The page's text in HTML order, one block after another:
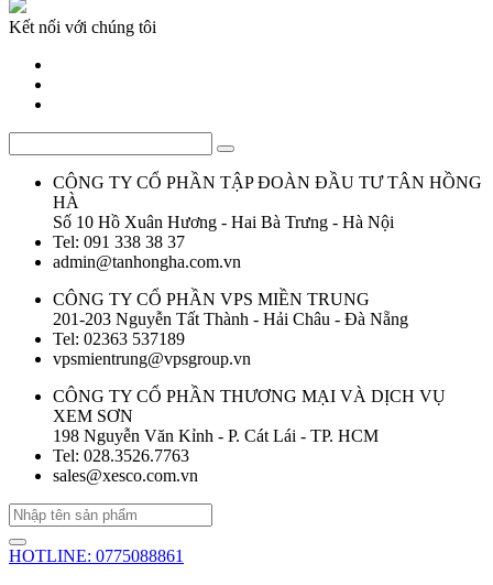
Kết nối với chúng tôi
CÔNG TY CỔ PHẦN TẬP ĐOÀN ĐẦU TƯ TÂN HỒNG
HÀ
Số 10 Hồ Xuân Hương - Hai Bà Trưng - Hà Nội
Tel: 091 338 38 37
admin@tanhongha.com.vn
CÔNG TY CỔ PHẦN VPS MIỀN TRUNG
201-203 Nguyễn Tất Thành - Hải Châu - Đà Nẵng
Tel: 02363 537189
vpsmientrung@vpsgroup.vn
CÔNG TY CỔ PHẦN THƯƠNG MẠI VÀ DỊCH VỤ
XEM SƠN
198 Nguyễn Văn Kỉnh - P. Cát Lái - TP. HCM
Tel: 028.3526.7763
sales@xesco.com.vn
HOTLINE: 0775088861